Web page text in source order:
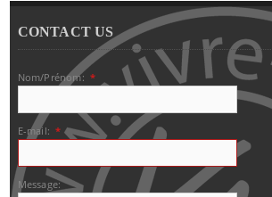
CONTACT US
Nom/Prénom: *
E-mail: *
Message: